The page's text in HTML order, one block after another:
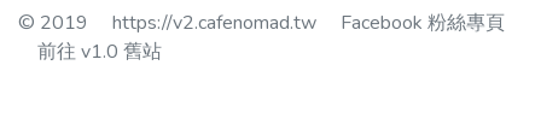
© 2019 https://v2.cafenomad.tw
Facebook 粉絲專頁
前往 v1.0 舊站